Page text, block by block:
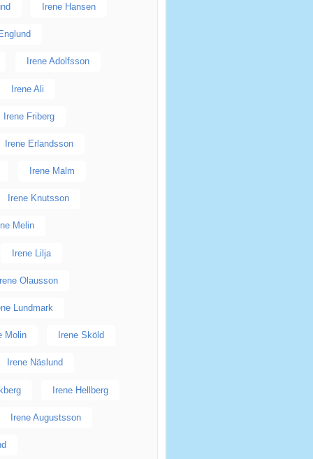
Irene Hansen
Irene Adolfsson
Irene Ali
Irene Friberg
Irene Erlandsson
Irene Malm
Irene Knutsson
Melin
Irene Lilja
Irene Olausson
Lundmark
Molin Irene Sköld
Irene Näslund
Irene Hellberg
Irene Augustsson